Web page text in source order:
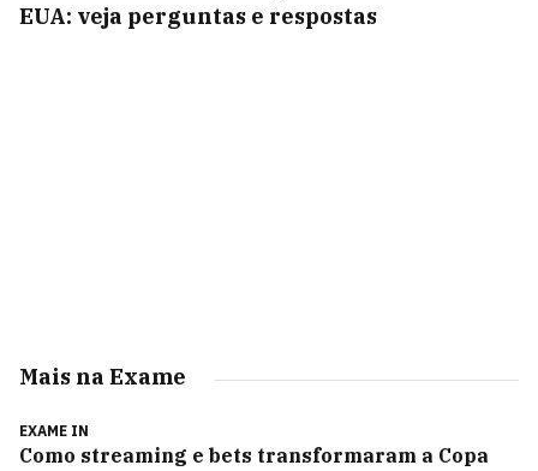
EUA: veja perguntas e respostas
Mais na Exame
EXAME IN
Como streaming e bets transformaram a Copa